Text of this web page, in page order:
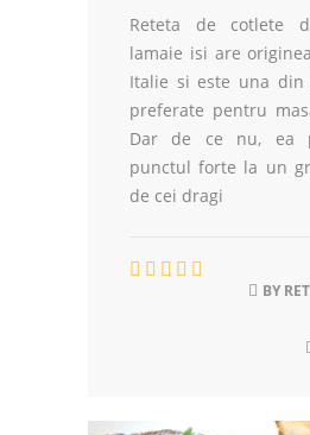
Reteta de cotlete
lamaie isi are
Italie si este una
preferate pentru
Dar de ce nu, ea
punctul forte la un
de cei dragi
BY